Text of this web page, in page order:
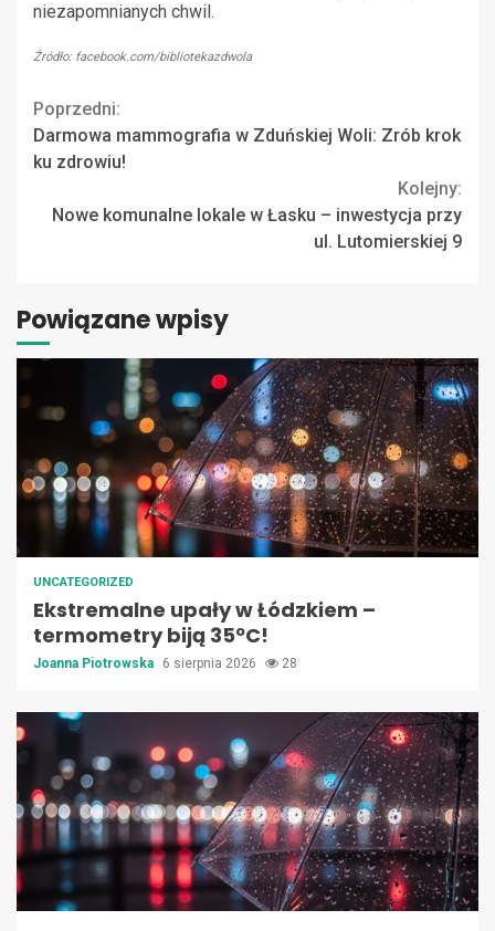
niezapomnianych chwil.
Źródło: facebook.com/bibliotekazdwola
Continue
Reading
Poprzedni:
Darmowa mammografia w Zduńskiej Woli: Zrób krok
ku zdrowiu!
Kolejny:
Nowe komunalne lokale w Łasku – inwestycja przy
ul. Lutomierskiej 9
Powiązane wpisy
UNCATEGORIZED
Ekstremalne upały w Łódzkiem –
termometry biją 35ºC!
Joanna Piotrowska 6 sierpnia 2026 28